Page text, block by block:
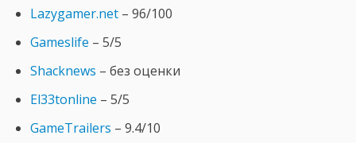
Lazygamer.net – 96/100
Gameslife – 5/5
Shacknews – без оценки
El33tonline – 5/5
GameTrailers – 9.4/10